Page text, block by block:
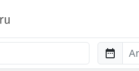
Anreise